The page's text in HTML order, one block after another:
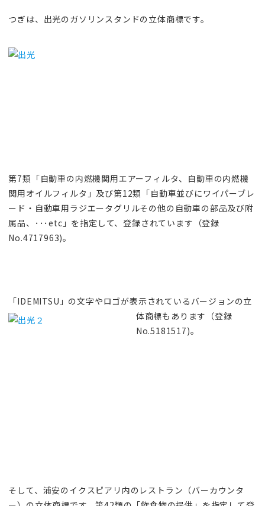
つぎは、出光のガソリンスタンドの立体商標です。
第7類「自動車の内燃機関用エアーフィルタ、自動車の内燃機
関用オイルフィルタ」及び第12類「自動車並びにワイパーブレ
ード・自動車用ラジエータグリルその他の自動車の部品及び附
属品、･･･etc」を指定して、登録されています（登録
No.4717963)。
「IDEMITSU」の文字やロゴが表示されているバージョンの立
体商標もあります（登録
No.5181517)。
そして、浦安のイクスピアリ内のレストラン（バーカウンタ